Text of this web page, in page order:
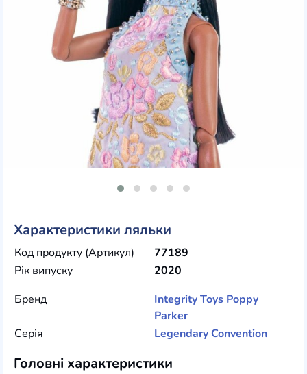
Характеристики ляльки
Код продукту (Артикул)
77189
Рік випуску
2020
Бренд
Integrity Toys Poppy
Parker
Серія
Legendary Convention
Головні характеристики